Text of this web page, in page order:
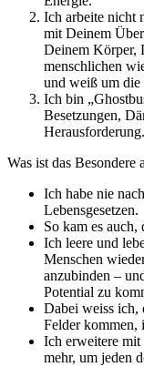
Ich arbeite nicht
mit Deinem
Deinem Körper,
menschlichen
und weiß um die
Ich bin
Besetzungen,
Herausforderung.
Was ist das Besondere
Ich habe nie
Lebensgesetzen.
So kam es
Ich leere und
Menschen
anzubinden –
Potential zu
Dabei weiss ich,
Felder kommen,
Ich erweitere
mehr, um jeden